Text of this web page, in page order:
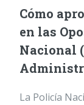
Cómo
en las
Nacional
La Policía